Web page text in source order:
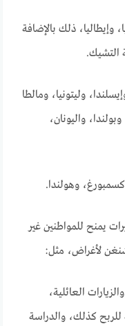
وإيطاليا، ذلك بالإضافة
التشيك.
وليتونيا، ومالطا
واليونان،
وهولندا.
يمنح للمواطنين غير
لأغراض، مثل:
العائلية،
للربح كذلك، والدراسة